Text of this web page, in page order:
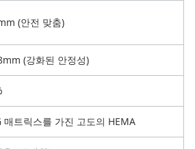
(안전 맞춤)
(강화된 안정성)
매트릭스를 가진 고도의 HEMA